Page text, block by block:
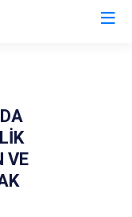
Sultanbeyli
Tuzla
VE